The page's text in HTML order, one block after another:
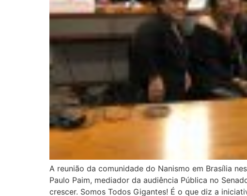
A reunião da comunidade do Nanismo em Brasília
Paulo Paim, mediador da audiência Pública no
crescer. Somos Todos Gigantes! É o que diz a